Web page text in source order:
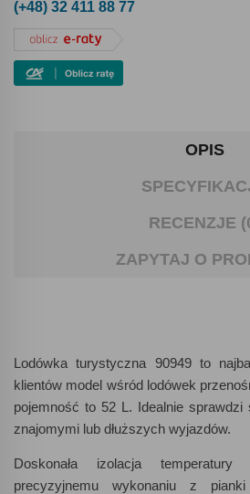
(+48) 32 411 88 77
OPIS
RECENZJE
ZAPYTAJ O
Lodówka turystyczna 90949 to
klientów model wśród lodówek
pojemność to 52 L. Idealnie
znajomymi lub dłuższych wyjazdów.
Doskonała izolacja
precyzyjnemu wykonaniu z